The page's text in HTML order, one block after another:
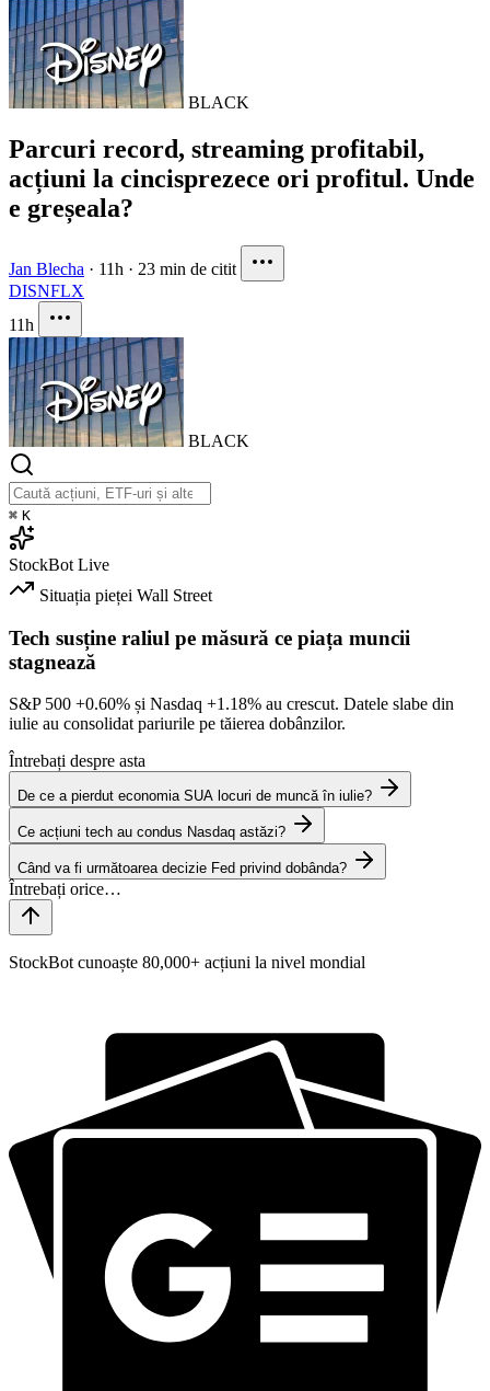
BLACK
Parcuri record, streaming profitabil,
acțiuni la cincisprezece ori profitul. Unde
e greșeala?
Jan Blecha · 11h · 23 min de citit
DISNFLX
11h
BLACK
⌘ K
StockBot Live
Situația pieței Wall Street
Tech susține raliul pe măsură ce piața muncii
stagnează
S&P 500 +0.60% și Nasdaq +1.18% au crescut. Datele slabe din
iulie au consolidat pariurile pe tăierea dobânzilor.
Întrebați despre asta
De ce a pierdut economia SUA locuri de muncă în iulie?
Ce acțiuni tech au condus Nasdaq astăzi?
Când va fi următoarea decizie Fed privind dobânda?
StockBot cunoaște 80,000+ acțiuni la nivel mondial